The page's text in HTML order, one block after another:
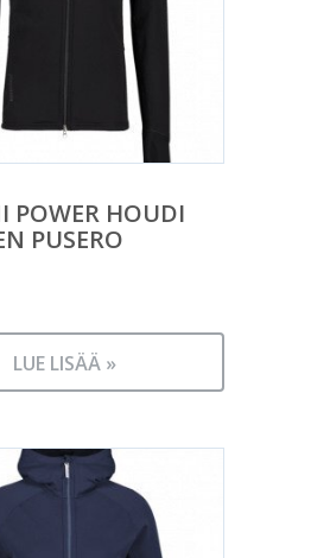
POWER HOUDI
PUSERO
LUE LISÄÄ »